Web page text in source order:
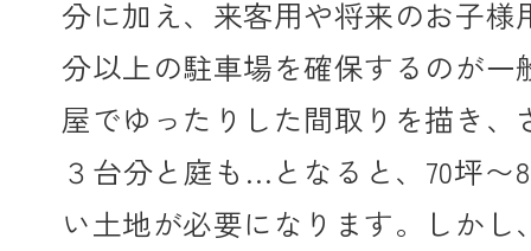
分に加え、来客用や将来のお子様
分以上の駐車場を確保するのが一
屋でゆったりした間取りを描き、
３台分と庭も…となると、70坪〜
い土地が必要になります。しかし